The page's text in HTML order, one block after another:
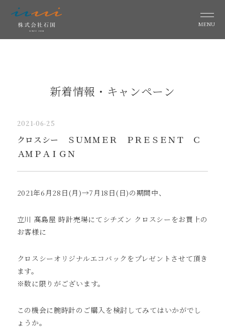
MENU
新着情報・キャンペーン
2021-06-25
クロスシー ＳＵＭＭＥＲ ＰＲＥＳＥＮＴ Ｃ
ＡＭＰＡＩＧＮ
2021年6月28日(月)→7月18日(日)の期間中、
立川 髙島屋 時計売場にてシチズン クロスシーをお買上の
お客様に
クロスシーオリジナルエコバックをプレゼントさせて頂き
ます。
※数に限りがございます。
この機会に腕時計のご購入を検討してみてはいかがでし
ょうか。